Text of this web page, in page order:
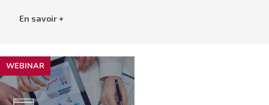
En savoir +
WEBINAR